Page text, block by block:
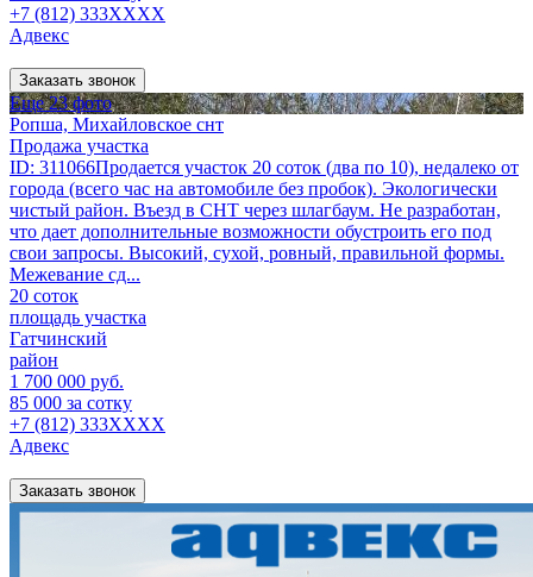
+7 (812) 333XXXX
Адвекс
Заказать звонок
Еще 23 фото
Ропша, Михайловское снт
Продажа участка
ID: 311066Продается участок 20 соток (два по 10), недалеко от
города (всего час на автомобиле без пробок). Экологически
чистый район. Въезд в СНТ через шлагбаум. Не разработан,
что дает дополнительные возможности обустроить его под
свои запросы. Высокий, сухой, ровный, правильной формы.
Межевание сд...
20 соток
площадь участка
Гатчинский
район
1 700 000 руб.
85 000 за сотку
+7 (812) 333XXXX
Адвекс
Заказать звонок